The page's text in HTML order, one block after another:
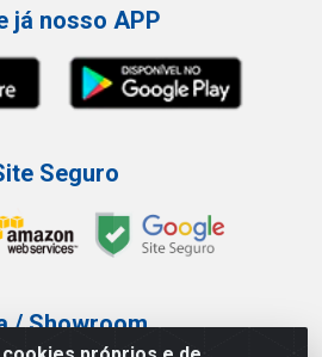
já nosso APP
Seguro
/ Showroom